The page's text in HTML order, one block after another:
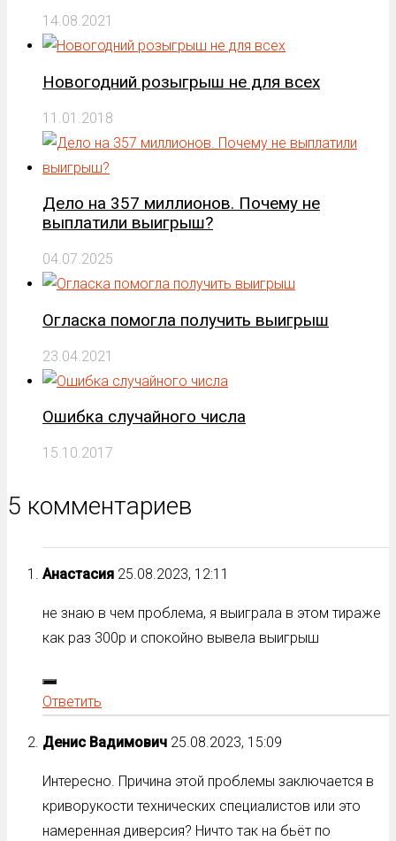
14.08.2021
Новогодний розыгрыш не для всех
11.01.2018
Дело на 357 миллионов. Почему не
выплатили выигрыш?
04.07.2025
Огласка помогла получить выигрыш
23.04.2021
Ошибка случайного числа
15.10.2017
5 комментариев
Анастасия 25.08.2023, 12:11
не знаю в чем проблема, я выиграла в этом тираже
как раз 300р и спокойно вывела выигрыш
Ответить
Денис Вадимович 25.08.2023, 15:09
Интересно. Причина этой проблемы заключается в
криворукости технических специалистов или это
намеренная диверсия? Ничто так на бьёт по